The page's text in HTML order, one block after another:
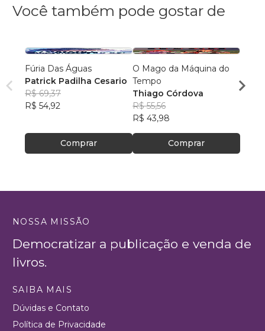
Você também pode gostar de
Fúria Das Águas
Patrick Padilha Cesario
R$ 69,37
R$ 54,92
Comprar
O Mago da Máquina do
Tempo
Thiago Córdova
R$ 55,56
R$ 43,98
Comprar
os
NOSSA MISSÃO
Democratizar a publicação e venda de
livros.
SAIBA MAIS
Dúvidas e Contato
Política de Privacidade